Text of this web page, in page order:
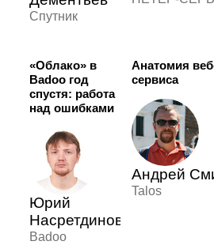
Спутник
«Облако» в
Badoo год
спустя: работа
над ошибками
Юрий
Насретдинов
Badoo
Анатомия
сервиса
Андрей
Talos